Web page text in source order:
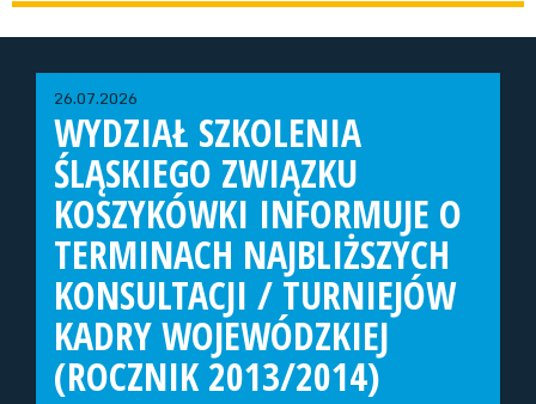
26.07.2026
WYDZIAŁ SZKOLENIA
ŚLĄSKIEGO ZWIĄZKU
KOSZYKÓWKI INFORMUJE O
TERMINACH NAJBLIŻSZYCH
KONSULTACJI / TURNIEJÓW
KADRY WOJEWÓDZKIEJ
(ROCZNIK 2013/2014)